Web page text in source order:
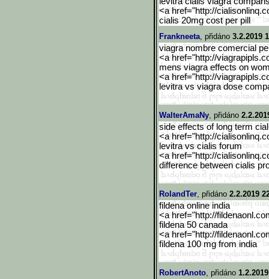
<a href="http://
cialis 20mg cost per pill
Frankneeta, přidáno 3.2.2019
viagra nombre comercial
<a href="http://
mens viagra effects on
<a href="http://
levitra vs viagra dose
WalterAmaNy, přidáno
side effects of long term
<a href="http://
levitra vs cialis forum
<a href="http://
difference between cialis
RolandTer, přidáno 2.2.2019
fildena online india
<a href="http://
fildena 50 canada
<a href="http://
fildena 100 mg from india
RobertAnoto, přidáno